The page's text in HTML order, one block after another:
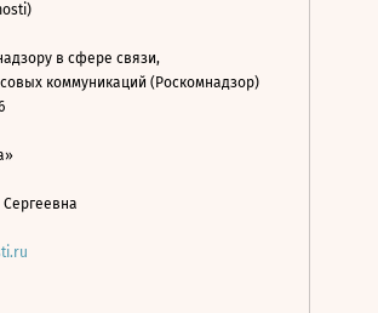
в сфере связи,
коммуникаций (Роскомнадзор)